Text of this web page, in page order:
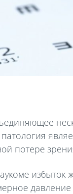
потере
избыток